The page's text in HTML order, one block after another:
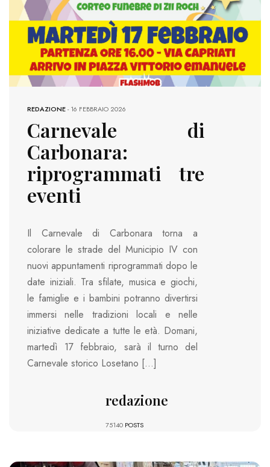
REDAZIONE-16 FEBBRAIO 2026
Carnevale di
Carbonara:
riprogrammati tre
eventi
Il Carnevale di Carbonara torna a
colorare le strade del Municipio IV con
nuovi appuntamenti riprogrammati dopo le
date iniziali. Tra sfilate, musica e giochi,
le famiglie e i bambini potranno divertirsi
immersi nelle tradizioni locali e nelle
iniziative dedicate a tutte le età. Domani,
martedì 17 febbraio, sarà il turno del
Carnevale storico Losetano […]
redazione
75140 POSTS